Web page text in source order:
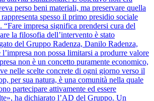
perso beni materiali, ma preservare quella
spesso il primo presidio sociale
“Fare impresa significa prendersi cura del
la filosofia dell’intervento è stato
del Gruppo Radenza, Danilo Radenza,
l’impresa non possa limitarsi a produrre valore
non è un concetto puramente economico,
nelle scelte concrete di ogni giorno verso il
per sua natura, è una comunità nella quale
partecipare attivamente ed essere
ha dichiarato l’AD del Gruppo. Un